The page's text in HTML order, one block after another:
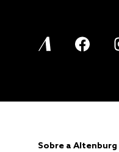
Sobre a Altenburg